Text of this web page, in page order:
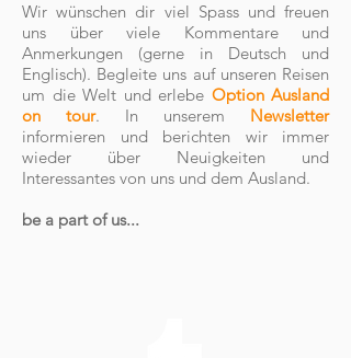
Wir wünschen dir viel Spass und freuen
uns über viele Kommentare und
Anmerkungen (gerne in Deutsch und
Englisch). Begleite uns auf unseren Reisen
um die Welt und erlebe Option Ausland
on tour. In unserem Newsletter
informieren und berichten wir immer
wieder über Neuigkeiten und
Interessantes von uns und dem Ausland.
be a part of us...